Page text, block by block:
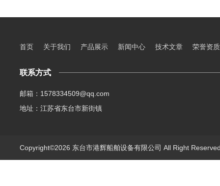
首页 关于我们 产品展示 新闻中心 技术文章 荣誉资质
联系方式
邮箱：1578334509@qq.com
地址：江苏省东台市新街镇
Copyright©2026 东台市港辉船舶设备有限公司 All Right